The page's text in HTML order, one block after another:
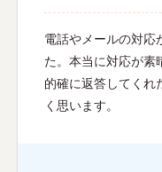
電話やメールの対応
た。本当に対応が素
的確に返答してくれ
く思います。